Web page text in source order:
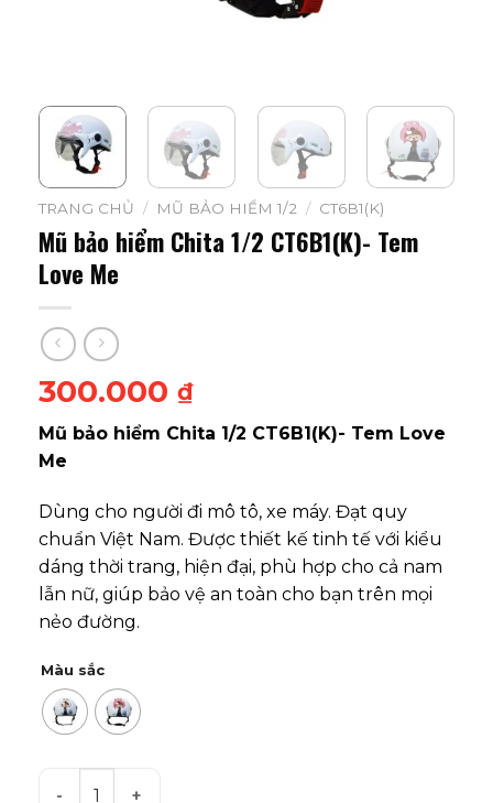
TRANG CHỦ / MŨ BẢO HIỂM 1/2 / CT6B1(K)
Mũ bảo hiểm Chita 1/2 CT6B1(K)- Tem
Love Me
300.000 ₫
Mũ bảo hiểm Chita 1/2 CT6B1(K)- Tem Love
Me
Dùng cho người đi mô tô, xe máy. Đạt quy
chuẩn Việt Nam. Được thiết kế tinh tế với kiểu
dáng thời trang, hiện đại, phù hợp cho cả nam
lẫn nữ, giúp bảo vệ an toàn cho bạn trên mọi
nẻo đường.
Màu sắc